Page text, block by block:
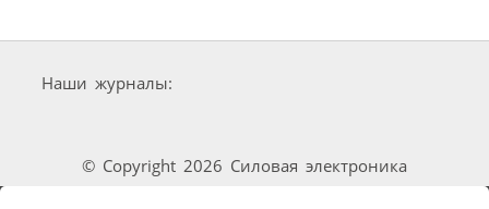
Наши журналы:
© Copyright 2026 Силовая электроника